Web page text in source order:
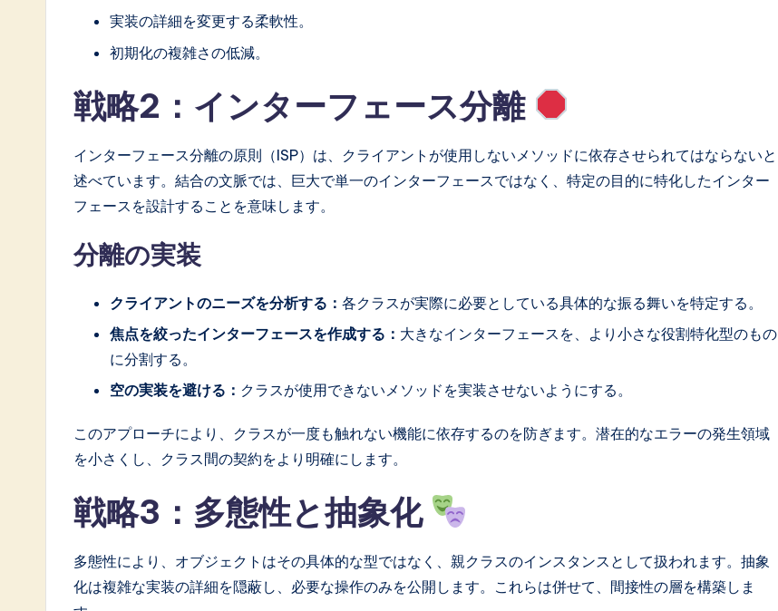
実装の詳細を変更する柔軟性。
初期化の複雑さの低減。
戦略2：インターフェース分離
インターフェース分離の原則（ISP）は、クライアントが使用しないメソッドに依存させられてはならないと
述べています。結合の文脈では、巨大で単一のインターフェースではなく、特定の目的に特化したインター
フェースを設計することを意味します。
分離の実装
クライアントのニーズを分析する： 各クラスが実際に必要としている具体的な振る舞いを特定する。
焦点を絞ったインターフェースを作成する： 大きなインターフェースを、より小さな役割特化型のもの
に分割する。
空の実装を避ける： クラスが使用できないメソッドを実装させないようにする。
このアプローチにより、クラスが一度も触れない機能に依存するのを防ぎます。潜在的なエラーの発生領域
を小さくし、クラス間の契約をより明確にします。
戦略3：多態性と抽象化
多態性により、オブジェクトはその具体的な型ではなく、親クラスのインスタンスとして扱われます。抽象
化は複雑な実装の詳細を隠蔽し、必要な操作のみを公開します。これらは併せて、間接性の層を構築しま